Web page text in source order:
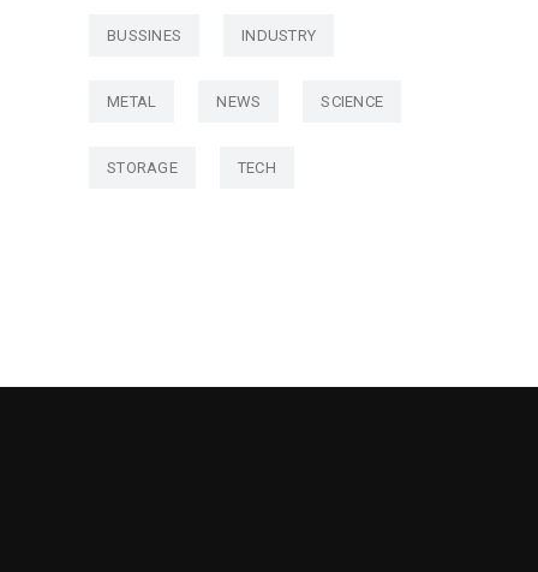
BUSSINES INDUSTRY
METAL NEWS SCIENCE
STORAGE TECH